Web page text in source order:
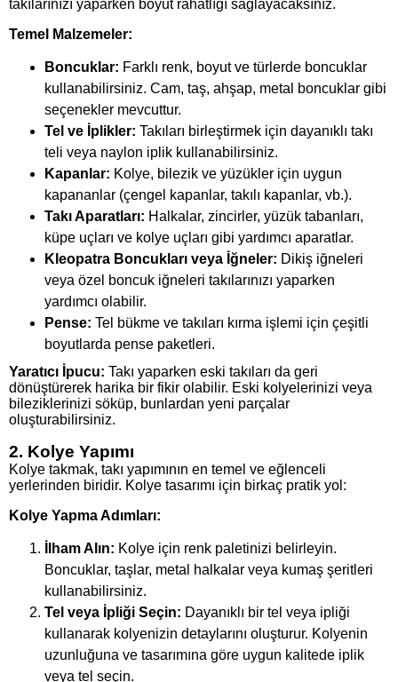
takılarınızı yaparken boyut rahatlığı sağlayacaksınız.
Temel Malzemeler:
Boncuklar: Farklı renk, boyut ve türlerde boncuklar
kullanabilirsiniz. Cam, taş, ahşap, metal boncuklar gibi
seçenekler mevcuttur.
Tel ve İplikler: Takıları birleştirmek için dayanıklı takı
teli veya naylon iplik kullanabilirsiniz.
Kapanlar: Kolye, bilezik ve yüzükler için uygun
kapananlar (çengel kapanlar, takılı kapanlar, vb.).
Takı Aparatları: Halkalar, zincirler, yüzük tabanları,
küpe uçları ve kolye uçları gibi yardımcı aparatlar.
Kleopatra Boncukları veya İğneler: Dikiş iğneleri
veya özel boncuk iğneleri takılarınızı yaparken
yardımcı olabilir.
Pense: Tel bükme ve takıları kırma işlemi için çeşitli
boyutlarda pense paketleri.
Yaratıcı İpucu: Takı yaparken eski takıları da geri
dönüştürerek harika bir fikir olabilir. Eski kolyelerinizi veya
bileziklerinizi söküp, bunlardan yeni parçalar
oluşturabilirsiniz.
2. Kolye Yapımı
Kolye takmak, takı yapımının en temel ve eğlenceli
yerlerinden biridir. Kolye tasarımı için birkaç pratik yol:
Kolye Yapma Adımları:
İlham Alın: Kolye için renk paletinizi belirleyin.
Boncuklar, taşlar, metal halkalar veya kumaş şeritleri
kullanabilirsiniz.
Tel veya İpliği Seçin: Dayanıklı bir tel veya ipliği
kullanarak kolyenizin detaylarını oluşturur. Kolyenin
uzunluğuna ve tasarımına göre uygun kalitede iplik
veya tel seçin.